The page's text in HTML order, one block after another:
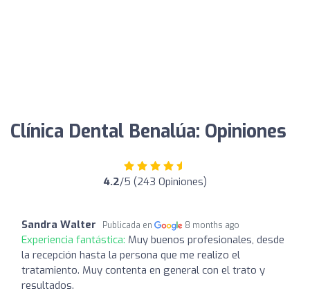
Clínica Dental Benalúa: Opiniones
4.2/5 (243 Opiniones)
Sandra Walter Publicada en 8 months ago
Experiencia fantástica: Muy buenos profesionales, desde
la recepción hasta la persona que me realizo el
tratamiento. Muy contenta en general con el trato y
resultados.